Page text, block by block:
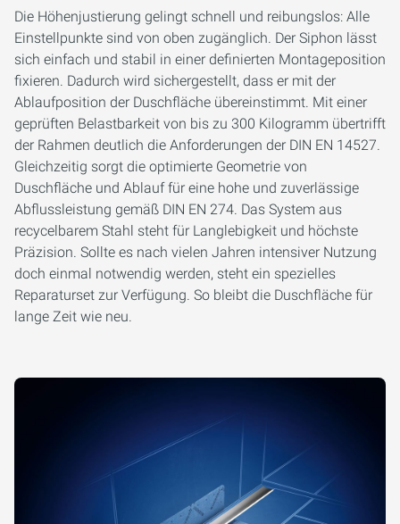
Die Höhenjustierung gelingt schnell und reibungslos: Alle
Einstellpunkte sind von oben zugänglich. Der Siphon lässt
sich einfach und stabil in einer definierten Montageposition
fixieren. Dadurch wird sichergestellt, dass er mit der
Ablaufposition der Duschfläche übereinstimmt. Mit einer
geprüften Belastbarkeit von bis zu 300 Kilogramm übertrifft
der Rahmen deutlich die Anforderungen der DIN EN 14527.
Gleichzeitig sorgt die optimierte Geometrie von
Duschfläche und Ablauf für eine hohe und zuverlässige
Abflussleistung gemäß DIN EN 274. Das System aus
recycelbarem Stahl steht für Langlebigkeit und höchste
Präzision. Sollte es nach vielen Jahren intensiver Nutzung
doch einmal notwendig werden, steht ein spezielles
Reparaturset zur Verfügung. So bleibt die Duschfläche für
lange Zeit wie neu.